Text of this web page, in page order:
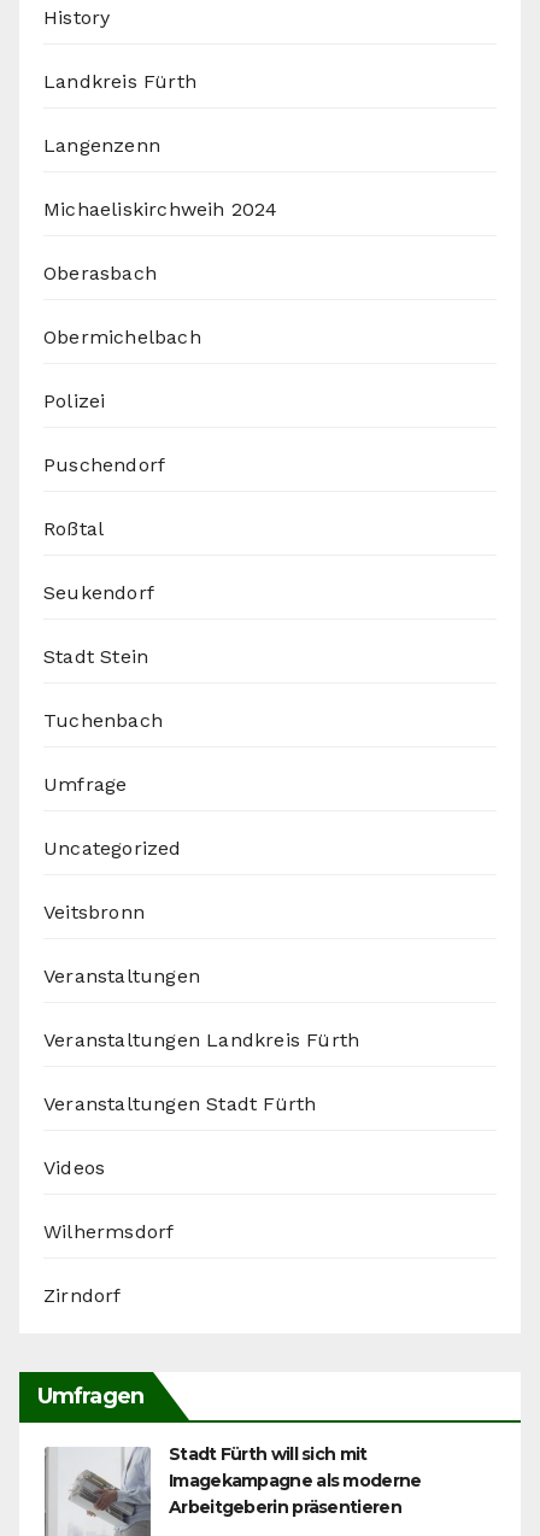
History
Landkreis Fürth
Langenzenn
Michaeliskirchweih 2024
Oberasbach
Obermichelbach
Polizei
Puschendorf
Roßtal
Seukendorf
Stadt Stein
Tuchenbach
Umfrage
Uncategorized
Veitsbronn
Veranstaltungen
Veranstaltungen Landkreis Fürth
Veranstaltungen Stadt Fürth
Videos
Wilhermsdorf
Zirndorf
Umfragen
Stadt Fürth will sich mit
Imagekampagne als moderne
Arbeitgeberin präsentieren